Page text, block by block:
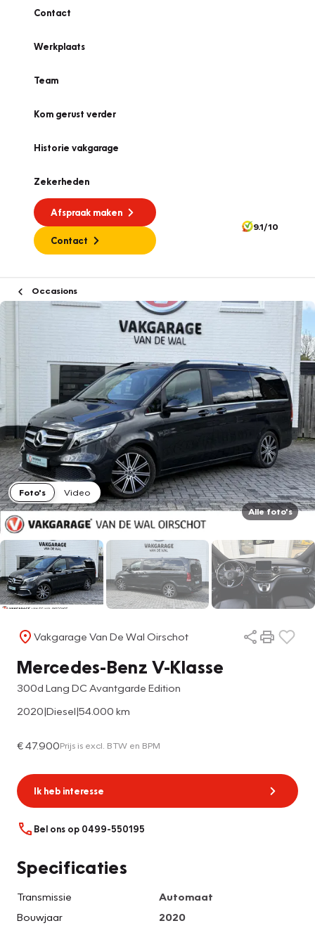
Contact
Werkplaats
Team
Kom gerust verder
Historie vakgarage
Zekerheden
Afspraak maken
Contact
9.1/10
Occasions
Foto's
Video
Alle foto's
Vakgarage Van De Wal Oirschot
Mercedes-Benz V-Klasse
300d Lang DC Avantgarde Edition
2020|Diesel|54.000 km
€ 47.900Prijs is excl. BTW en BPM
Ik heb interesse
Bel ons op 0499-550195
Specificaties
Transmissie
Automaat
Bouwjaar
2020